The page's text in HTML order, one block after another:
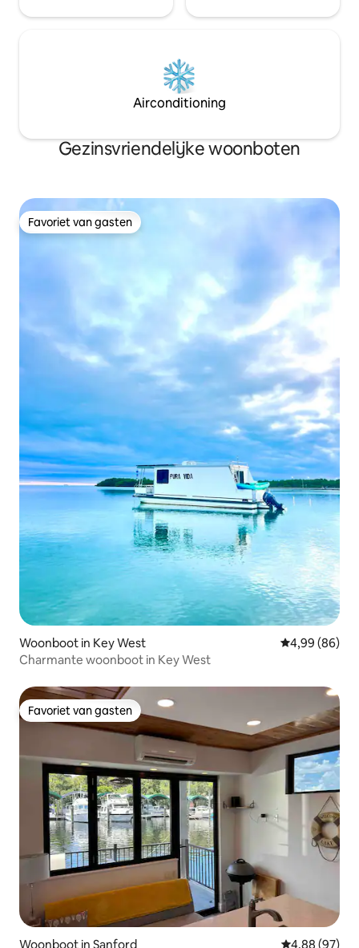
Airconditioning
Gezinsvriendelijke woonboten
Favoriet van gasten
Favoriet van gasten
Woonboot in Key West Gemiddelde
4,99 (86)
Charmante woonboot in Key West
Favoriet van gasten
Favoriet van gasten
Woonboot in Sanford Gemiddelde
4,88 (97)